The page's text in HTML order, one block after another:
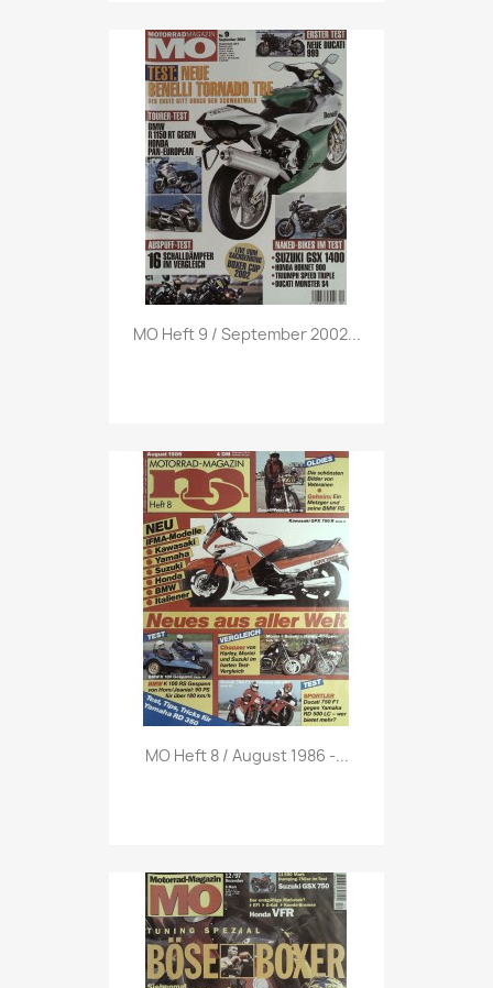
 Vorschau
MO Heft 9 / September 2002...
Vorschau
MO Heft 8 / August 1986 -...